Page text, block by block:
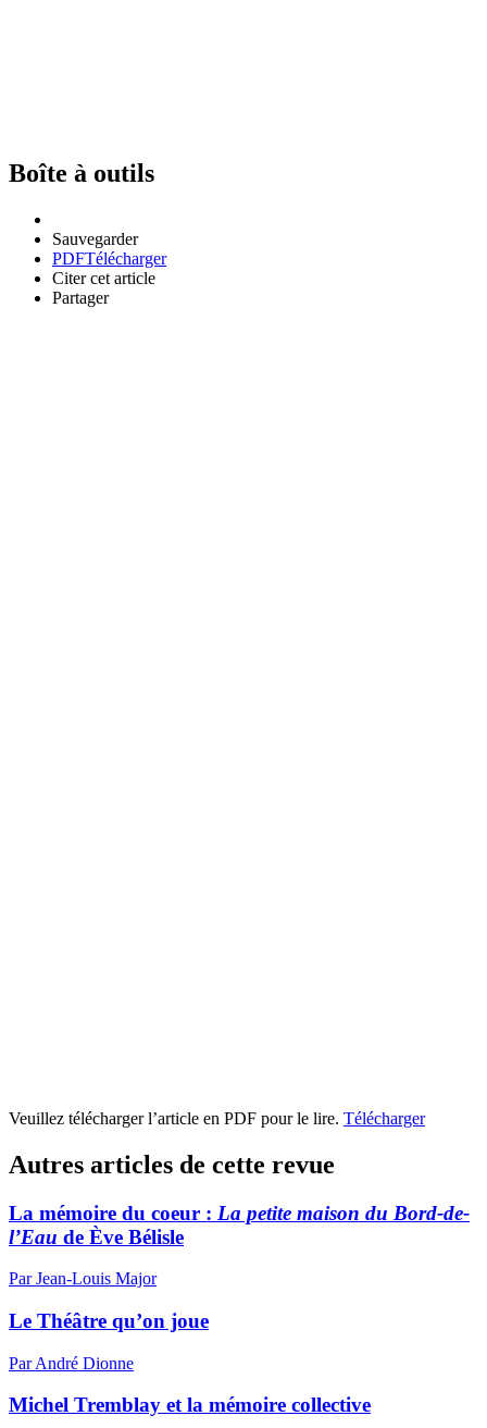
Boîte à outils
Sauvegarder
PDFTélécharger
Citer cet article
Partager
Veuillez télécharger l’article en PDF pour le lire. Télécharger
Autres articles de cette revue
La mémoire du coeur : La petite maison du Bord-de-
l’Eau de Ève Bélisle
Par Jean-Louis Major
Le Théâtre qu’on joue
Par André Dionne
Michel Tremblay et la mémoire collective